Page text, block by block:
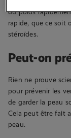
du poids
rapide, que ce soit
stéroïdes.
Peut-on
Rien ne prouve
pour prévenir les
de garder la peau
Cela peut être fait
peau.